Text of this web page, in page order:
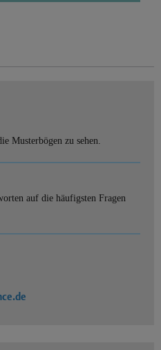
Musterbögen zu sehen.
auf die häufigsten Fragen